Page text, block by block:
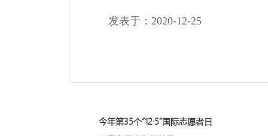
发表于：2020-12-25
今年第35个“12·5”国际志愿者日